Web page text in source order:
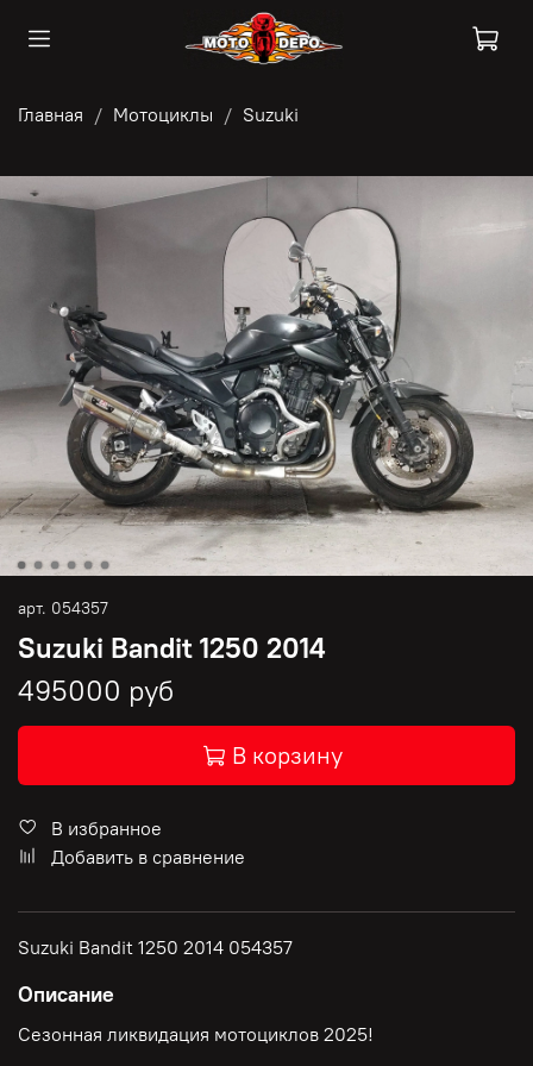
Главная Мотоциклы Suzuki
арт. 054357
Suzuki Bandit 1250 2014
495000 руб
В корзину
В избранное
Добавить в сравнение
Suzuki Bandit 1250 2014 054357
Описание
Сезонная ликвидация мотоциклов 2025!